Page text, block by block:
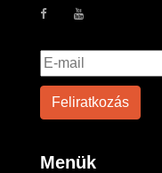
Menük